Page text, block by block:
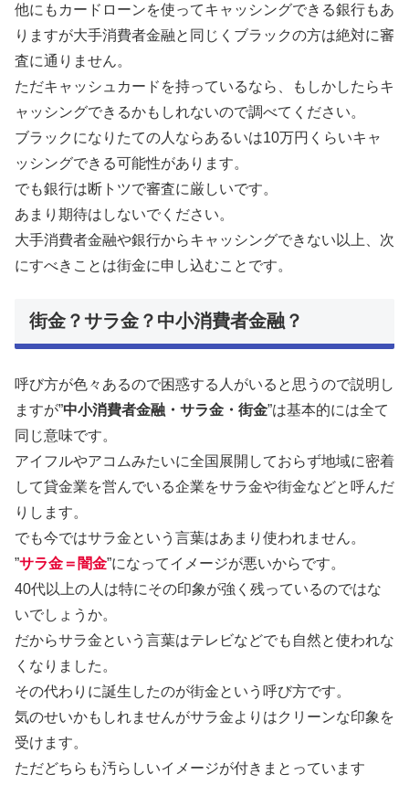
他にもカードローンを使ってキャッシングできる銀行もあ
りますが大手消費者金融と同じくブラックの方は絶対に審
査に通りません。
ただキャッシュカードを持っているなら、もしかしたらキ
ャッシングできるかもしれないので調べてください。
ブラックになりたての人ならあるいは10万円くらいキャ
ッシングできる可能性があります。
でも銀行は断トツで審査に厳しいです。
あまり期待はしないでください。
大手消費者金融や銀行からキャッシングできない以上、次
にすべきことは街金に申し込むことです。
街金？サラ金？中小消費者金融？
呼び方が色々あるので困惑する人がいると思うので説明し
ますが”中小消費者金融・サラ金・街金”は基本的には全て
同じ意味です。
アイフルやアコムみたいに全国展開しておらず地域に密着
して貸金業を営んでいる企業をサラ金や街金などと呼んだ
りします。
でも今ではサラ金という言葉はあまり使われません。
”サラ金＝闇金”になってイメージが悪いからです。
40代以上の人は特にその印象が強く残っているのではな
いでしょうか。
だからサラ金という言葉はテレビなどでも自然と使われな
くなりました。
その代わりに誕生したのが街金という呼び方です。
気のせいかもしれませんがサラ金よりはクリーンな印象を
受けます。
ただどちらも汚らしいイメージが付きまとっています